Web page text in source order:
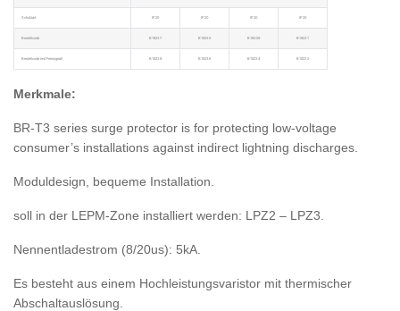
Schutzart IP20 IP20 IP20 IP20
Bestellcode B18237 B18235 B18359 B18231
Bestellcode (mit Fernsignal) B18238 B18236 B18234 B18232
Merkmale:
BR-T3 series surge protector is for protecting low-voltage
consumer’s installations against indirect lightning discharges.
Moduldesign, bequeme Installation.
soll in der LEPM-Zone installiert werden: LPZ2 – LPZ3.
Nennentladestrom (8/20us): 5kA.
Es besteht aus einem Hochleistungsvaristor mit thermischer
Abschaltauslösung.